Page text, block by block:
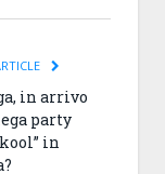
in arrivo
party
in